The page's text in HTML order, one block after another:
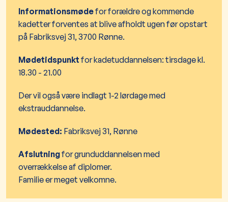
Informationsmødefor forældre og kommende
kadetter forventes at blive afholdt ugen før opstart
på Fabriksvej 31, 3700 Rønne. ​
Mødetidspunkt for kadetuddannelsen: tirsdage kl.
18.30 - 21.00
Der vil også være indlagt 1-2 lørdage med
ekstrauddannelse.
Mødested: Fabriksvej 31, Rønne​
Afslutningfor grunduddannelsen med
overrækkelse af diplomer.
Familie er meget velkomne.